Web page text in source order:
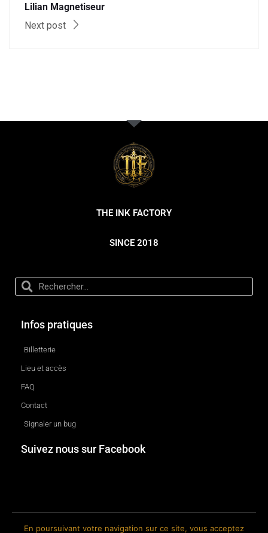
Lilian Magnetiseur
Next post
THE INK FACTORY
SINCE 2018
Infos pratiques
Billetterie
Lieu et accès
FAQ
Contact
Signaler un bug
Suivez nous sur Facebook
En poursuivant votre navigation sur ce site, vous acceptez